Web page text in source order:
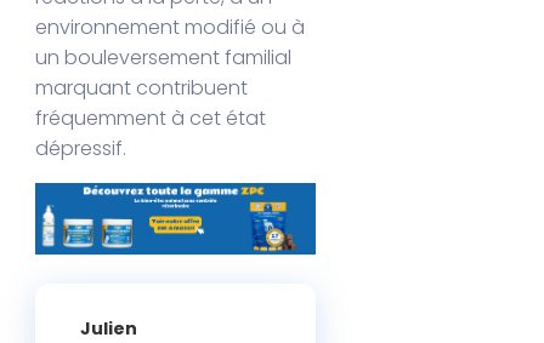
environnement modifié ou à
un bouleversement familial
marquant contribuent
fréquemment à cet état
dépressif.
Julien